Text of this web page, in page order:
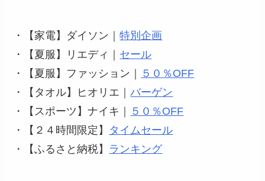
・【家電】ダイソン｜特別企画
・【夏服】リエディ｜ セール
・【夏服】ファッション｜
５０％OFF
・【タオル】ヒオリエ｜バーゲン
・【スポーツ】ナイキ｜
５０％OFF
・【２４時間限定】 タイムセール
・【ふるさと納税】 ランキング